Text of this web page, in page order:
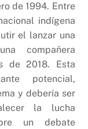
de 1994. Entre
indígena
el lanzar una
compañera
de 2018. Esta
potencial,
y debería ser
la lucha
un debate